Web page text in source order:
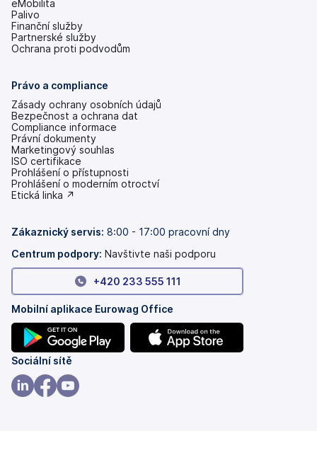
eMobilita
Palivo
Finanční služby
Partnerské služby
Ochrana proti podvodům
Právo a compliance
Zásady ochrany osobních údajů
Bezpečnost a ochrana dat
Compliance informace
Právní dokumenty
Marketingový souhlas
ISO certifikace
Prohlášení o přístupnosti
(se
v
Prohlášení o moderním otroctví
(se
záložkách)
Etická linka ↗
Zákaznický servis: 8:00 - 17:00 pracovní dny
Centrum podpory: Navštivte naši podporu
+420 233 555 111
Mobilní aplikace Eurowag Office
(se
v
nových
Sociální sítě